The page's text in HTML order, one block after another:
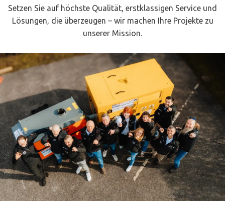
Setzen Sie auf höchste Qualität, erstklassigen Service und
Lösungen, die überzeugen – wir machen Ihre Projekte zu
unserer Mission.